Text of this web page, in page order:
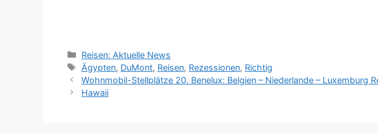
Kategorien
Reisen: Aktuelle News
Schlagwörter
Ägypten, DuMont, Reisen, Rezessionen, Richtig
Wohnmobil-Stellplätze 20. Benelux: Belgien – Niederlande – Luxemburg
Hawaii